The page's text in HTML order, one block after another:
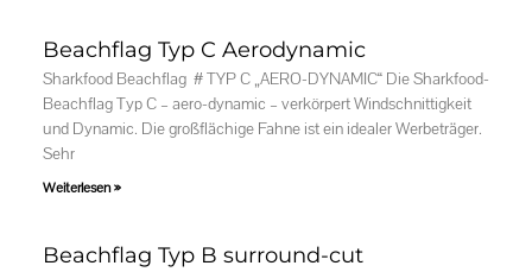
Beachflag Typ C Aerodynamic
Sharkfood Beachflag # TYP C „AERO-DYNAMIC“ Die Sharkfood-
Beachflag Typ C – aero-dynamic – verkörpert Windschnittigkeit
und Dynamic. Die großflächige Fahne ist ein idealer Werbeträger.
Sehr
Weiterlesen »
Beachflag Typ B surround-cut